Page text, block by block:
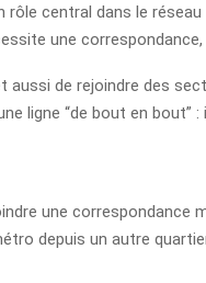
rôle central dans le
une
aussi de rejoindre des
ligne “de bout en
une
depuis un autre